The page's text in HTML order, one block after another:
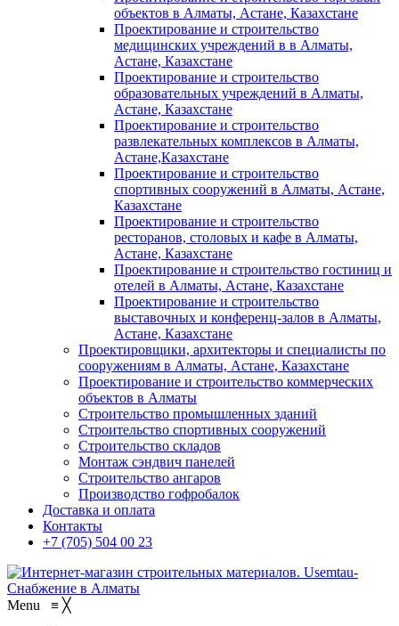
объектов в Алматы, Астане, Казахстане
Проектирование и строительство
медицинских учреждений в в Алматы,
Астане, Казахстане
Проектирование и строительство
образовательных учреждений в Алматы,
Астане, Казахстане
Проектирование и строительство
развлекательных комплексов в Алматы,
Астане,Казахстане
Проектирование и строительство
спортивных сооружений в Алматы, Астане,
Казахстане
Проектирование и строительство
ресторанов, столовых и кафе в Алматы,
Астане, Казахстане
Проектирование и строительство гостиниц и
отелей в Алматы, Астане, Казахстане
Проектирование и строительство
выставочных и конференц-залов в Алматы,
Астане, Казахстане
Проектировщики, архитекторы и специалисты по
сооружениям в Алматы, Астане, Казахстане
Проектирование и строительство коммерческих
объектов в Алматы
Строительство промышленных зданий
Строительство спортивных сооружений
Строительство складов
Монтаж сэндвич панелей
Строительство ангаров
Производство гофробалок
Доставка и оплата
Контакты
+7 (705) 504 00 23
Menu ≡ ╳